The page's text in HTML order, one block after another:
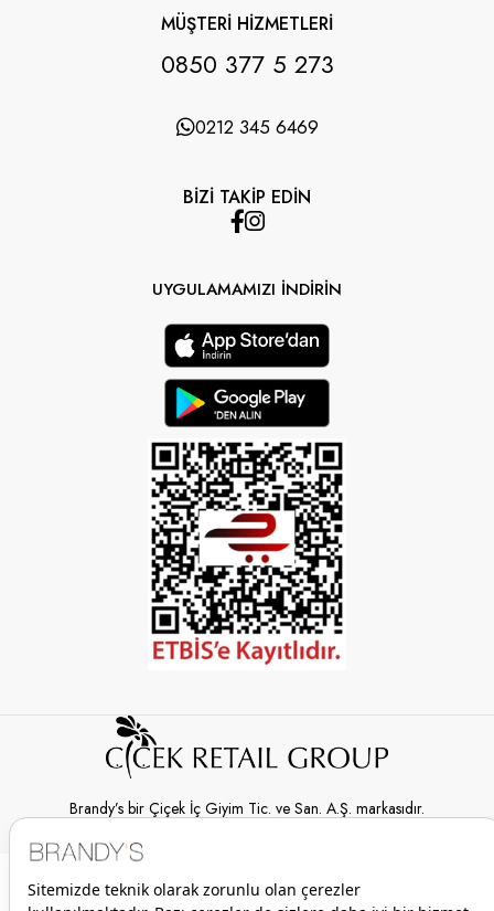
MÜŞTERİ HİZMETLERİ
0850 377 5 273
0212 345 6469
BİZİ TAKİP EDİN
UYGULAMAMIZI İNDİRİN
Brandy’s bir Çiçek İç Giyim Tic. ve San. A.Ş. markasıdır.
© 2026 Brandy’s | Her hakkı saklıdır.